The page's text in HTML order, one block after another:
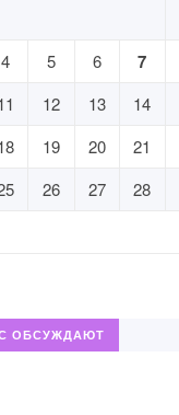
4 5 6 7
12 13 14
19 20 21
26 27 28
ОБСУЖДАЮТ